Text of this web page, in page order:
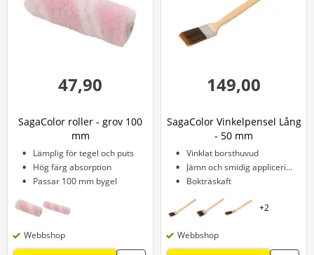
47,90
SagaColor roller - grov 100
mm
Lämplig för tegel och puts
Hög färg absorption
Passar 100 mm bygel
Webbshop
149,00
SagaColor Vinkelpensel Lång
- 50 mm
Vinklat borsthuvud
Jämn och smidig applicering
Bokträskaft
+2
Webbshop